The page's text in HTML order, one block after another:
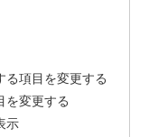
る項目を変更する
を変更する
示